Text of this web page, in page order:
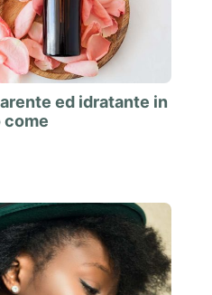
ed idratante in
come